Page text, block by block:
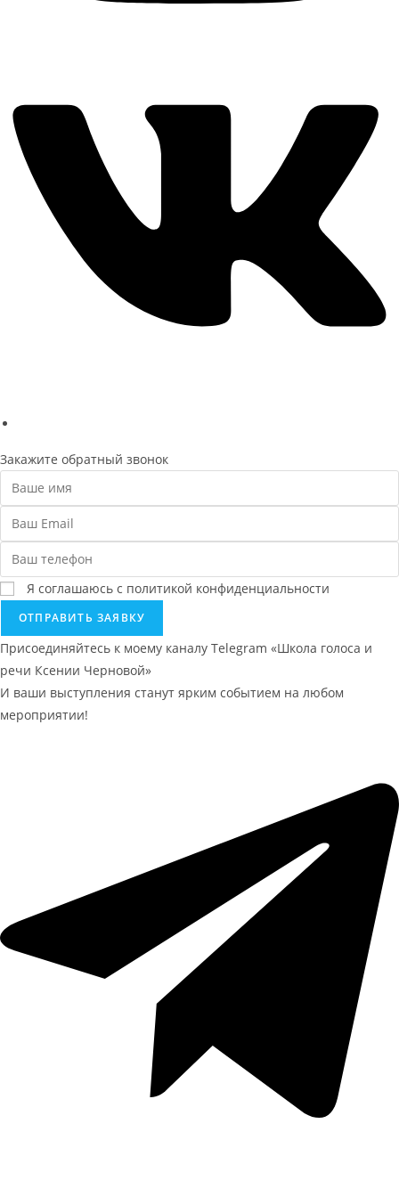
Закажите обратный звонок
Я соглашаюсь с политикой конфиденциальности
ОТПРАВИТЬ ЗАЯВКУ
Присоединяйтесь к моему каналу Telegram «Школа голоса и
речи Ксении Черновой»
И ваши выступления станут ярким событием на любом
мероприятии!